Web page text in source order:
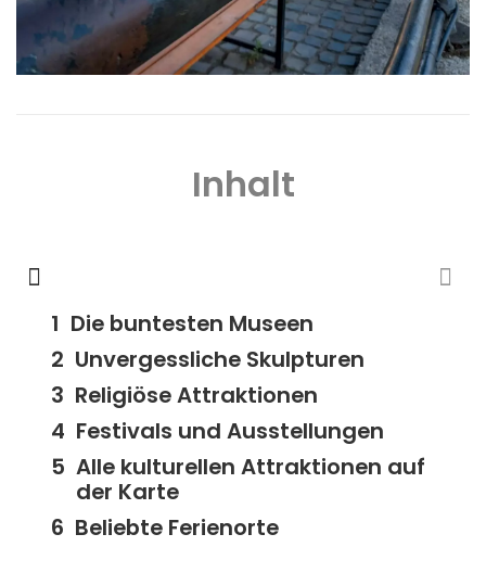
Inhalt
Die buntesten Museen
Unvergessliche Skulpturen
Religiöse Attraktionen
Festivals und Ausstellungen
Alle kulturellen Attraktionen auf
der Karte
Beliebte Ferienorte